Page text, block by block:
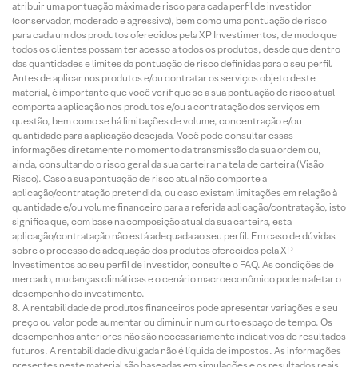
atribuir uma pontuação máxima de risco para cada perfil de investidor
(conservador, moderado e agressivo), bem como uma pontuação de risco
para cada um dos produtos oferecidos pela XP Investimentos, de modo que
todos os clientes possam ter acesso a todos os produtos, desde que dentro
das quantidades e limites da pontuação de risco definidas para o seu perfil.
Antes de aplicar nos produtos e/ou contratar os serviços objeto deste
material, é importante que você verifique se a sua pontuação de risco atual
comporta a aplicação nos produtos e/ou a contratação dos serviços em
questão, bem como se há limitações de volume, concentração e/ou
quantidade para a aplicação desejada. Você pode consultar essas
informações diretamente no momento da transmissão da sua ordem ou,
ainda, consultando o risco geral da sua carteira na tela de carteira (Visão
Risco). Caso a sua pontuação de risco atual não comporte a
aplicação/contratação pretendida, ou caso existam limitações em relação à
quantidade e/ou volume financeiro para a referida aplicação/contratação, isto
significa que, com base na composição atual da sua carteira, esta
aplicação/contratação não está adequada ao seu perfil. Em caso de dúvidas
sobre o processo de adequação dos produtos oferecidos pela XP
Investimentos ao seu perfil de investidor, consulte o FAQ. As condições de
mercado, mudanças climáticas e o cenário macroeconômico podem afetar o
desempenho do investimento.
A rentabilidade de produtos financeiros pode apresentar variações e seu
preço ou valor pode aumentar ou diminuir num curto espaço de tempo. Os
desempenhos anteriores não são necessariamente indicativos de resultados
futuros. A rentabilidade divulgada não é líquida de impostos. As informações